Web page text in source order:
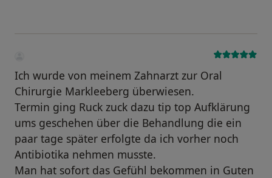
Ich wurde von meinem Zahnarzt zur Oral
Chirurgie Markleeberg überwiesen.
Termin ging Ruck zuck dazu tip top Aufklärung
ums geschehen über die Behandlung die ein
paar tage später erfolgte da ich vorher noch
Antibiotika nehmen musste.
Man hat sofort das Gefühl bekommen in Guten